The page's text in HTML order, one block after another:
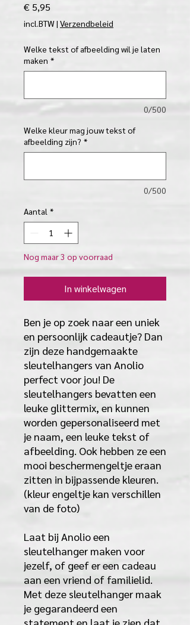
€ 5,95
incl.BTW| Verzendbeleid
Welke tekst of afbeelding wil je laten
maken *
0/500
Welke kleur mag jouw tekst of
afbeelding zijn? *
0/500
Aantal *
Nog maar 3 op voorraad
In winkelwagen
Ben je op zoek naar een uniek
en persoonlijk cadeautje? Dan
zijn deze handgemaakte
sleutelhangers van Anolio
perfect voor jou! De
sleutelhangers bevatten een
leuke glittermix, en kunnen
worden gepersonaliseerd met
je naam, een leuke tekst of
afbeelding. Ook hebben ze een
mooi beschermengeltje eraan
zitten in bijpassende kleuren.
(kleur engeltje kan verschillen
van de foto)
Laat bij Anolio een
sleutelhanger maken voor
jezelf, of geef er een cadeau
aan een vriend of familielid.
Met deze sleutelhanger maak
je gegarandeerd een